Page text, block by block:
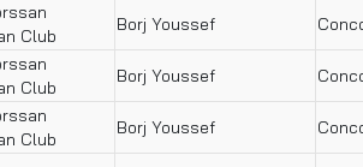
Club
Borj Youssef
Club
Borj Youssef
Club
Borj Youssef